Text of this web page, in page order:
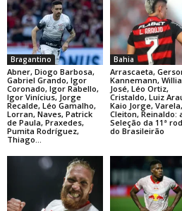
Bragantino
Abner, Diogo Barbosa,
Gabriel Grando, Igor
Coronado, Igor Rabello,
Igor Vinícius, Jorge
Recalde, Léo Gamalho,
Lorran, Naves, Patrick
de Paula, Praxedes,
Pumita Rodríguez,
Thiago...
Bahia
Arrascaeta,
Kannemann,
José, Léo Ortiz,
Cristaldo, Luiz
Kaio Jorge, Varela,
Cleiton, Reinaldo:
Seleção da 11ª
do Brasileirão